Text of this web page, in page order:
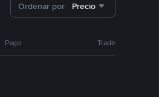
Ordenar por Precio
Pago Trade